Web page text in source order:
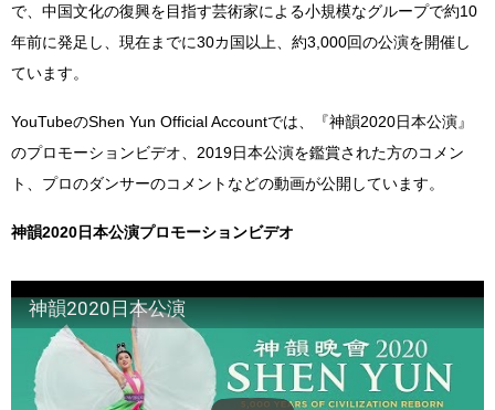
で、中国文化の復興を目指す芸術家による小規模なグループで約10
年前に発足し、現在までに30カ国以上、約3,000回の公演を開催し
ています。
YouTubeのShen Yun Official Accountでは、『神韻2020日本公演』
のプロモーションビデオ、2019日本公演を鑑賞された方のコメン
ト、プロのダンサーのコメントなどの動画が公開しています。
神韻2020日本公演プロモーションビデオ
神韻2020日本公演